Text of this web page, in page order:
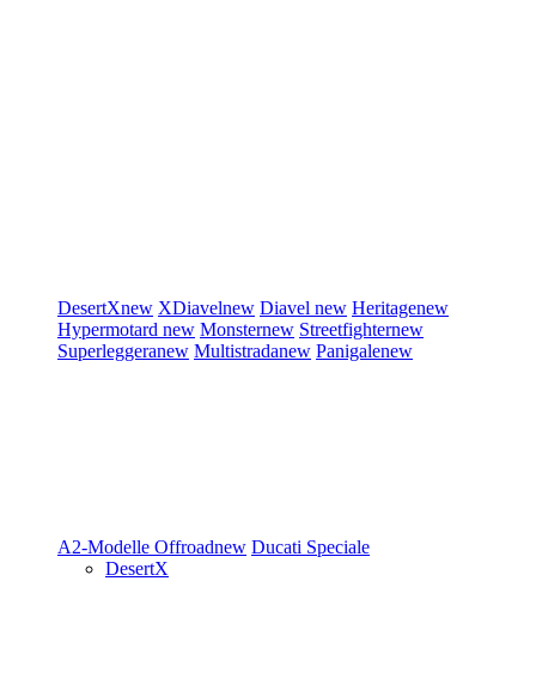
DesertXnew XDiavelnew Diavel new Heritagenew
Hypermotard new Monsternew Streetfighternew
Superleggeranew Multistradanew Panigalenew
A2-Modelle Offroadnew Ducati Speciale
DesertX